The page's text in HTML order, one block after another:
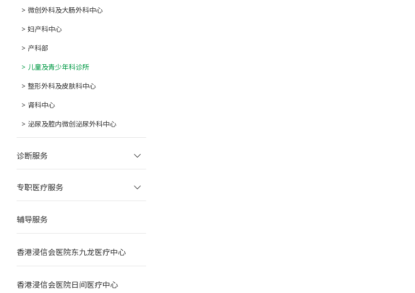
微创外科及大肠外科中心
妇产科中心
产科部
儿童及青少年科诊所
整形外科及皮肤科中心
肾科中心
泌尿及腔内微创泌尿外科中心
诊断服务
专职医疗服务
辅导服务
香港浸信会医院东九龙医疗中心
香港浸信会医院日间医疗中心